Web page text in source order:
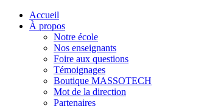
Accueil
À propos
Notre école
Nos enseignants
Foire aux questions
Témoignages
Boutique MASSOTECH
Mot de la direction
Partenaires